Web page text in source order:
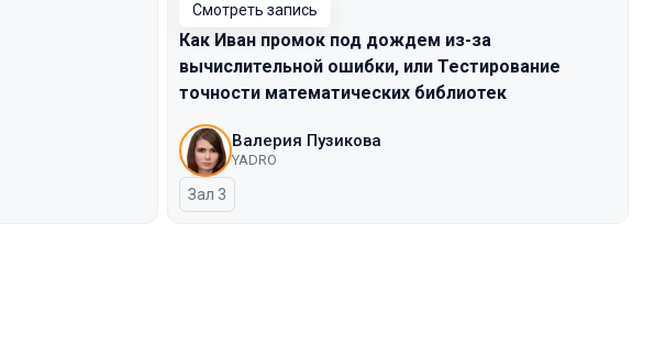
Смотреть запись
Как Иван промок под дождем из-за
вычислительной ошибки, или Тестирование
точности математических библиотек
Валерия Пузикова
YADRO
Зал 3